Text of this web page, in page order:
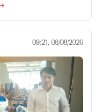
09:21, 08/08/2026